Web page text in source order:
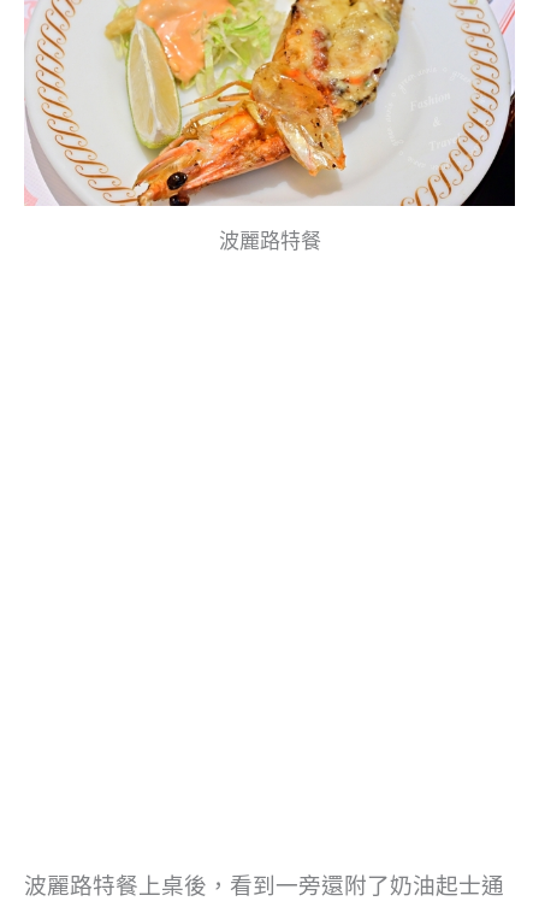
波麗路特餐
波麗路特餐上桌後，看到一旁還附了奶油起士通